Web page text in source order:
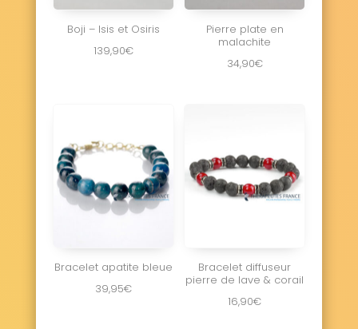
Boji – Isis et Osiris
139,90€
Pierre plate en
malachite
34,90€
Bracelet apatite bleue
39,95€
Bracelet diffuseur
pierre de lave & corail
16,90€